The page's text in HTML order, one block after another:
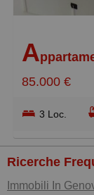
più piccoli
più grandi
A
85.000 €
3 Loc.
Ricerche
Immobili In